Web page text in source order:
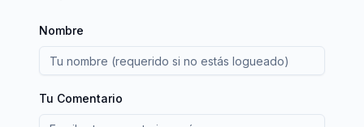
Nombre
Tu Comentario